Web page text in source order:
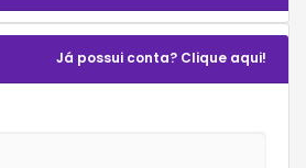
Já possui conta? Clique aqui!